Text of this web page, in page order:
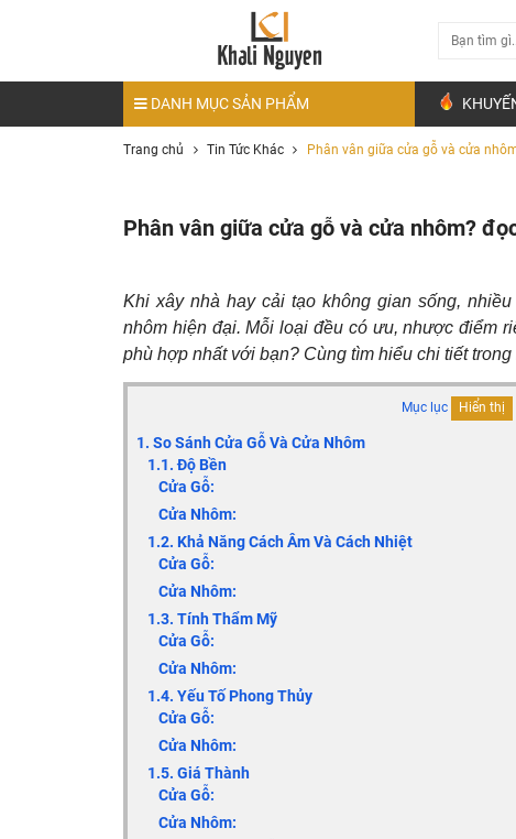
DANH MỤC SẢN PHẨM
Trang chủ Tin Tức Khác Phân vân giữa cửa gỗ và cửa
Phân vân giữa cửa gỗ và cửa nhôm?
Khi xây nhà hay cải tạo không gian sống,
nhôm hiện đại. Mỗi loại đều có ưu, nhược điểm
phù hợp nhất với bạn? Cùng tìm hiểu chi tiết
Mục lục Hiển thị
1. So Sánh Cửa Gỗ Và Cửa Nhôm
1.1. Độ Bền
Cửa Gỗ:
Cửa Nhôm:
1.2. Khả Năng Cách Âm Và Cách Nhiệt
Cửa Gỗ:
Cửa Nhôm:
1.3. Tính Thẩm Mỹ
Cửa Gỗ:
Cửa Nhôm:
1.4. Yếu Tố Phong Thủy
Cửa Gỗ:
Cửa Nhôm:
1.5. Giá Thành
Cửa Gỗ:
Cửa Nhôm: